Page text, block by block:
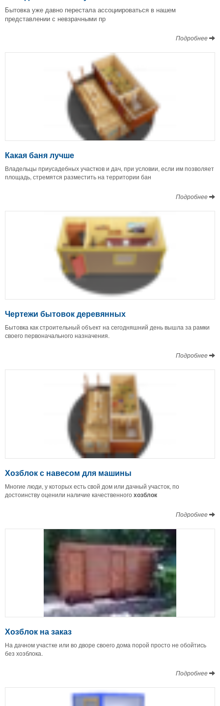
Бытовка уже давно перестала ассоциироваться в нашем
представлении с невзрачными пр
Подробнее
Какая баня лучше
Владельцы приусадебных участков и дач, при условии, если им позволяет
площадь, стремятся разместить на территории бан
Подробнее
Чертежи бытовок деревянных
Бытовка как строительный объект на сегодняшний день вышла за рамки
своего первоначального назначения.
Подробнее
Хозблок с навесом для машины
Многие люди, у которых есть свой дом или дачный участок, по
достоинству оценили наличие качественногохозблок
Подробнее
Хозблок на заказ
На дачном участке или во дворе своего дома порой просто не обойтись
без хозблока.
Подробнее